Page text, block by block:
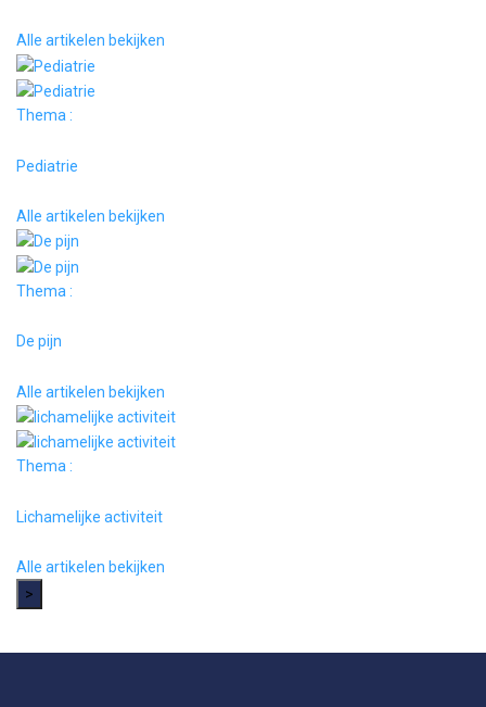
Alle artikelen bekijken
Thema :
Pediatrie
Alle artikelen bekijken
Thema :
De pijn
Alle artikelen bekijken
Thema :
Lichamelijke activiteit
Alle artikelen bekijken
>